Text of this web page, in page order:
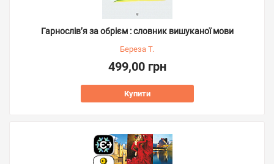
Гарнослів’я за обрієм : словник вишуканої мови
Береза Т.
499,00 грн
Купити